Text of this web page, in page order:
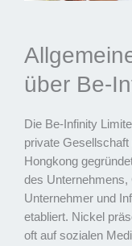
über Be-
Die Be-Infinity
private
Hongkong
des
Unternehmer und
etabliert. Nickel
oft auf sozialen